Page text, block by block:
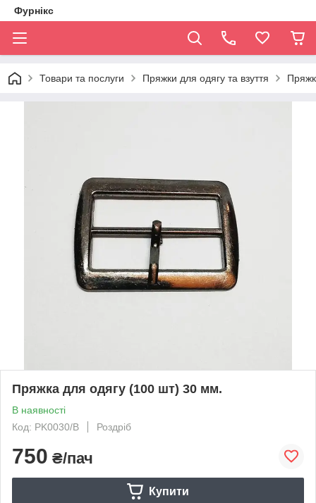
Фурнікс
Товари та послуги Пряжки для одягу та взуття
Пряжка для одягу (100 шт) 30 мм.
В наявності
Код: PK0030/B
Роздріб
750 ₴/пач
Купити